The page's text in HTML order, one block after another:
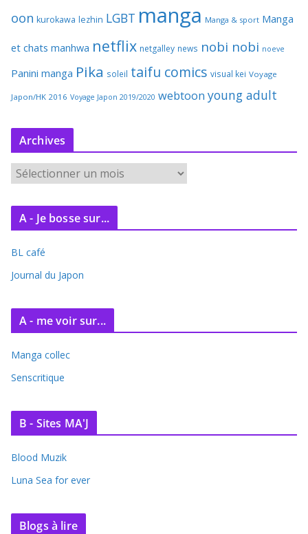
oon kurokawa lezhin LGBT manga Manga & sport Manga
et chats manhwa netflix netgalley news nobi nobi noeve
Panini manga Pika soleil taifu comics visual kei Voyage
Japon/HK 2016 Voyage Japon 2019/2020 webtoon young adult
Archives
r
c
v
e
A - Je bosse sur...
BL café
Journal du Japon
A - me voir sur...
Manga collec
Senscritique
B - Sites MA'J
Blood Muzik
Luna Sea for ever
Blogs à lire